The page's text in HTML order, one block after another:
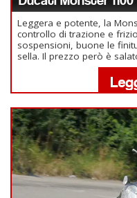
Leggera e potente, la
controllo di trazione e
sospensioni, buone le
sella. Il prezzo però è